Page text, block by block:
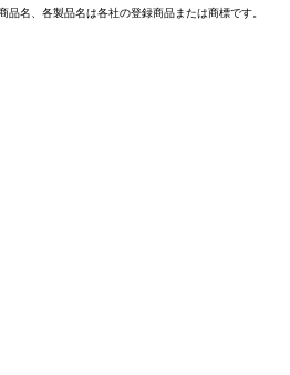
品名、各製品名は各社の登録商品または商標です。